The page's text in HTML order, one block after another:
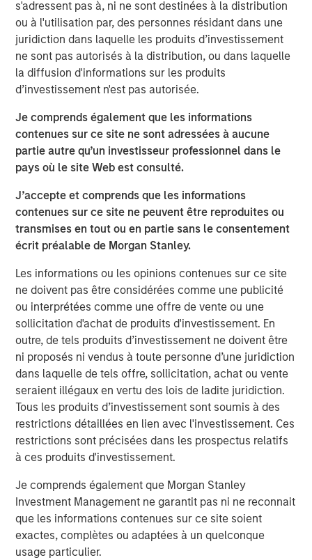
s'adressent pas à, ni ne sont destinées à la distribution
ou à l'utilisation par, des personnes résidant dans une
juridiction dans laquelle les produits d’investissement
ne sont pas autorisés à la distribution, ou dans laquelle
la diffusion d'informations sur les produits
d’investissement n'est pas autorisée.
Je comprends également que les informations
contenues sur ce site ne sont adressées à aucune
partie autre qu’un investisseur professionnel dans le
pays où le site Web est consulté.
J’accepte et comprends que les informations
contenues sur ce site ne peuvent être reproduites ou
transmises en tout ou en partie sans le consentement
écrit préalable de Morgan Stanley.
Les informations ou les opinions contenues sur ce site
ne doivent pas être considérées comme une publicité
ou interprétées comme une offre de vente ou une
sollicitation d'achat de produits d'investissement. En
outre, de tels produits d’investissement ne doivent être
ni proposés ni vendus à toute personne d’une juridiction
dans laquelle de tels offre, sollicitation, achat ou vente
seraient illégaux en vertu des lois de ladite juridiction.
Tous les produits d’investissement sont soumis à des
restrictions détaillées en lien avec l'investissement. Ces
restrictions sont précisées dans les prospectus relatifs
à ces produits d'investissement.
Je comprends également que Morgan Stanley
Investment Management ne garantit pas ni ne reconnait
que les informations contenues sur ce site soient
exactes, complètes ou adaptées à un quelconque
usage particulier.
Technology diffusion—the process through which new
technologies are adopted across broader populations
over time—is a powerful force that Morgan Stanley sees
reshaping industries, driving capital allocation and
redefining economies and risk assets globally. Among
technological advances, we believe AI could prove more
even the internet or mobile phone—potentially creating a
$40 trillion total addressable market.
This figure reflects not only new products and services
only in the early innings of a major investment cycle. As
AI proliferates across sectors, productivity gains and cost
savings could drive trillions in value creation. Capital
expenditure (capex) on AI infrastructure alone could
exceed $3 trillion over the next three years.
Nations are racing to gain geopolitical and economic
advantage. The U.S. is investing heavily in AI
infrastructure and enterprise applications. China, with its
deeply digitized economy, is focused on consumer-facing
applications. Meanwhile, AI is influencing capital markets,
with M&A activity likely to increase as firms reposition
around the technology.
West versus East: Two distinct AI ecosystems
From a top-down perspective, we believe much of the
trade war is also a tech war. AI’s complex hardware and
supply chains—making geopolitical awareness essential
for investors.
We see two distinct AI ecosystems emerging. Western
companies are advancing rapidly in foundational models,